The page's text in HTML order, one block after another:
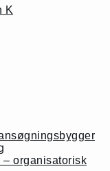
K
– organisatorisk